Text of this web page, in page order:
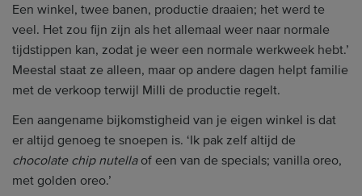
Een winkel, twee banen, productie draaien; het werd te
veel. Het zou fijn zijn als het allemaal weer naar normale
tijdstippen kan, zodat je weer een normale werkweek hebt.’
Meestal staat ze alleen, maar op andere dagen helpt familie
met de verkoop terwijl Milli de productie regelt.
Een aangename bijkomstigheid van je eigen winkel is dat
er altijd genoeg te snoepen is. ‘Ik pak zelf altijd de
chocolate chip nutellaof een van de specials; vanilla oreo,
met golden oreo.’